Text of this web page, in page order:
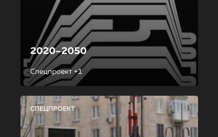
2020–2050
Спецпроект +1
СПЕЦПРОЕКТ